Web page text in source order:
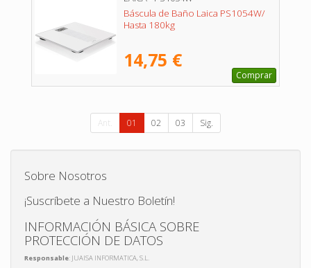
Báscula de Baño Laica PS1054W/
Hasta 180kg
14,75 €
Comprar
Ant. 01 02 03 Sig.
Sobre Nosotros
¡Suscríbete a Nuestro Boletín!
INFORMACIÓN BÁSICA SOBRE
PROTECCIÓN DE DATOS
Responsable: JUAISA INFORMATICA, S.L.